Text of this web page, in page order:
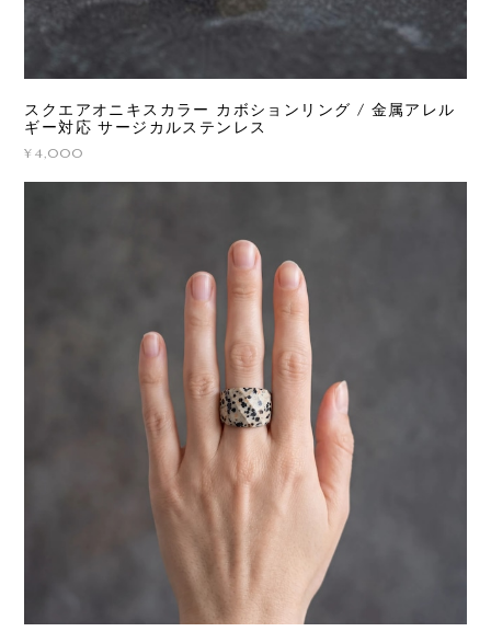
スクエアオニキスカラー カボションリング / 金属アレル
ギー対応 サージカルステンレス
¥4,000